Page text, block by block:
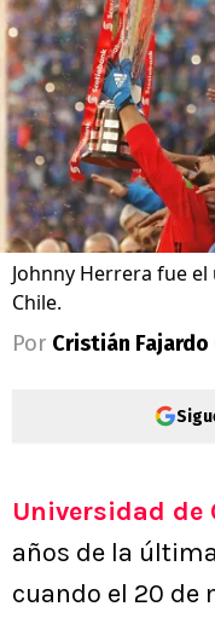
Johnny Herrera fue
Chile.
Por Cristián Fajardo
Universidad de
años de la
cuando el 20 de